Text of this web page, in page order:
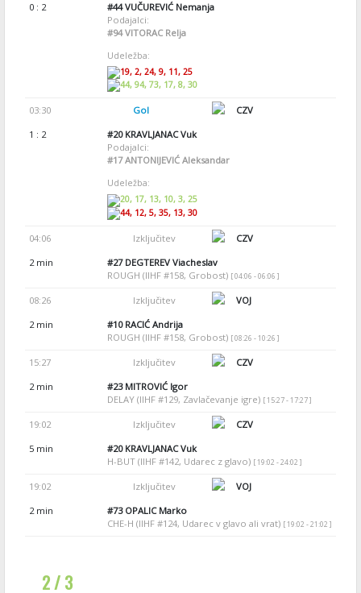
0 : 2
#44VUČUREVIĆ Nemanja
Podajalci:
#94VITORAC Relja
Udeležba:
19, 2, 24, 9, 11, 25
44, 94, 73, 17, 8, 30
03:30 Gol
CZV
1 : 2
#20KRAVLJANAC Vuk
Podajalci:
#17ANTONIJEVIĆ Aleksandar
Udeležba:
20, 17, 13, 10, 3, 25
44, 12, 5, 35, 13, 30
04:06 Izključitev
CZV
2 min
#27DEGTEREV Viacheslav
ROUGH (IIHF #158, Grobost) [ 04:06 - 06:06 ]
08:26 Izključitev
VOJ
2 min
#10RACIĆ Andrija
ROUGH (IIHF #158, Grobost) [ 08:26 - 10:26 ]
15:27 Izključitev
CZV
2 min
#23MITROVIĆ Igor
DELAY (IIHF #129, Zavlačevanje igre) [ 15:27 - 17:27 ]
19:02 Izključitev
CZV
5 min
#20KRAVLJANAC Vuk
H-BUT (IIHF #142, Udarec z glavo) [ 19:02 - 24:02 ]
19:02 Izključitev
VOJ
2 min
#73OPALIC Marko
CHE-H (IIHF #124, Udarec v glavo ali vrat) [ 19:02 - 21:02 ]
2 / 3